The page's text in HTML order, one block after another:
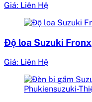
Giá: Liên Hệ
Độ loa Suzuki Fronx
Giá: Liên Hệ